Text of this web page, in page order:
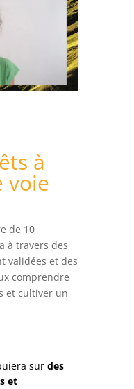
à
voie
de 10
à travers des
validées et des
comprendre
et cultiver un
sur des
et